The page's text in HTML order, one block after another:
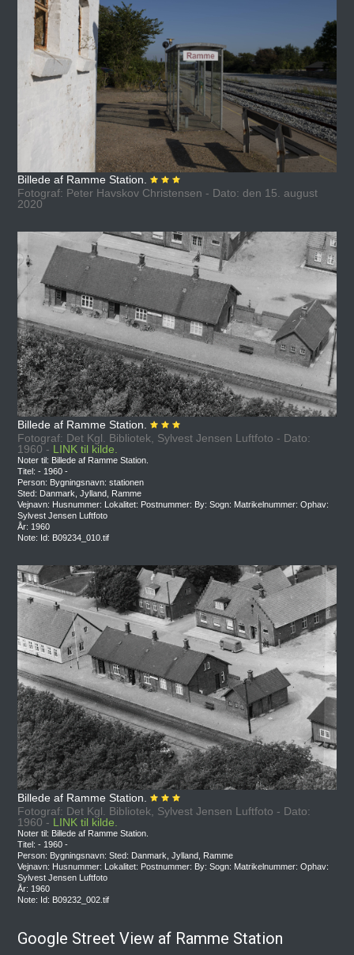
Billede af Ramme Station.
Fotograf: Peter Havskov Christensen - Dato: den 15. august
2020
Billede af Ramme Station.
Fotograf: Det Kgl. Bibliotek, Sylvest Jensen Luftfoto - Dato:
1960 - LINK til kilde.
Noter til: Billede af Ramme Station.
Titel: - 1960 -
Person: Bygningsnavn: stationen
Sted: Danmark, Jylland, Ramme
Vejnavn: Husnummer: Lokalitet: Postnummer: By: Sogn: Matrikelnummer: Ophav:
Sylvest Jensen Luftfoto
År: 1960
Note: Id: B09234_010.tif
Billede af Ramme Station.
Fotograf: Det Kgl. Bibliotek, Sylvest Jensen Luftfoto - Dato:
1960 - LINK til kilde.
Noter til: Billede af Ramme Station.
Titel: - 1960 -
Person: Bygningsnavn: Sted: Danmark, Jylland, Ramme
Vejnavn: Husnummer: Lokalitet: Postnummer: By: Sogn: Matrikelnummer: Ophav:
Sylvest Jensen Luftfoto
År: 1960
Note: Id: B09232_002.tif
Google Street View af Ramme Station